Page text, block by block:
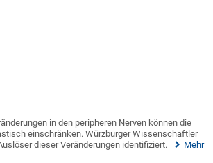
in den peripheren Nerven können die
einschränken. Würzburger Wissenschaftler
dieser Veränderungen identifiziert.
Mehr